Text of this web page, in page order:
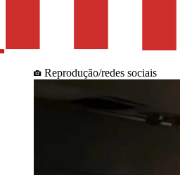
Reprodução/redes sociais